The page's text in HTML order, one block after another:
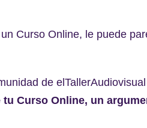
Curso Online, le puede
de elTallerAudiovisual
Curso Online, un